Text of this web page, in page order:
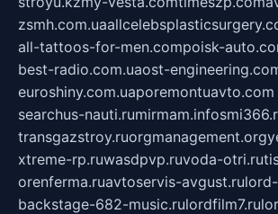
zsmh.com.ua
all-tattoos-for-men.compoisk-
best-radio.com.uaost-
euroshiny.com.uaporemontuavto.com
searchus-nauti.rumirmam.info
transgazstroy.ruorgmanagement.org
xtreme-rp.ruwasdpvp.ruvoda-otri.ru
orenferma.ruavtoservis-avgust.ru
backstage-682-music.rulordfilm7.ru